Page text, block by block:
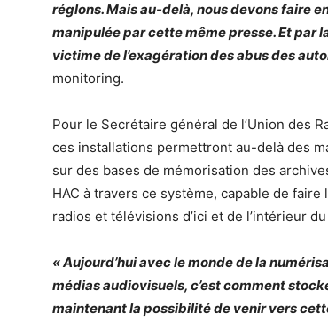
réglons. Mais au-delà, nous devons faire
manipulée par cette même presse. Et par
victime de l’exagération des abus des
monitoring.
Pour le Secrétaire général de l’Union des
ces installations permettront au-delà des
sur des bases de mémorisation des
HAC à travers ce système, capable de
radios et télévisions d’ici et de l’intérieur
« Aujourd’hui avec le monde de la
médias audiovisuels, c’est comment
maintenant la possibilité de venir vers